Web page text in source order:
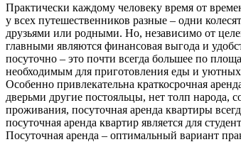
Практически каждому человеку время от
у всех путешественников разные – одни
друзьями или родными. Но, независимо от
главными являются финансовая выгода и
посуточно – это почти всегда большее по
необходимым для приготовления еды и уютных
Особенно привлекательна краткосрочная
дверьми другие постояльцы, нет толп народа,
проживания, посуточная аренда квартиры
посуточная аренда квартир является для
Посуточная аренда – оптимальный вариант